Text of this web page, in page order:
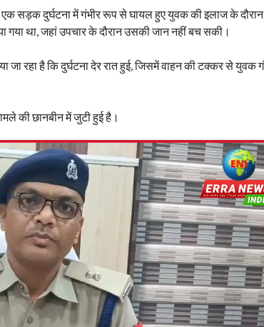
एक सड़क दुर्घटना में गंभीर रूप से घायल हुए युवक की इलाज के
गया था, जहां उपचार के दौरान उसकी जान नहीं बच सकी।
रहा है कि दुर्घटना देर रात हुई, जिसमें वाहन की टक्कर से युवक
की छानबीन में जुटी हुई है।